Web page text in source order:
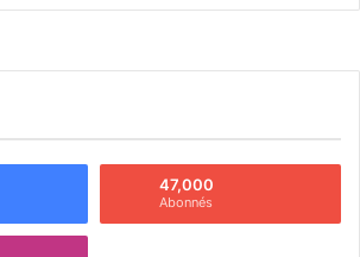
47,000
Abonnés